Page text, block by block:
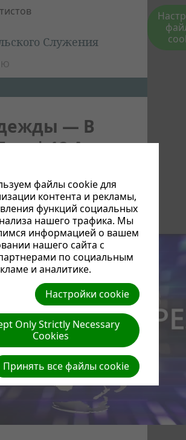
Служения
— В
| 12 Апреля
День
Надежд
файлы cookie для
контента и рекламы,
функций социальных
нашего трафика. Мы
информацией о вашем
нашего сайта с
по социальным
и аналитике.
Настройки cookie
Only Strictly Necessary
Cookies
Принять все файлы cookie